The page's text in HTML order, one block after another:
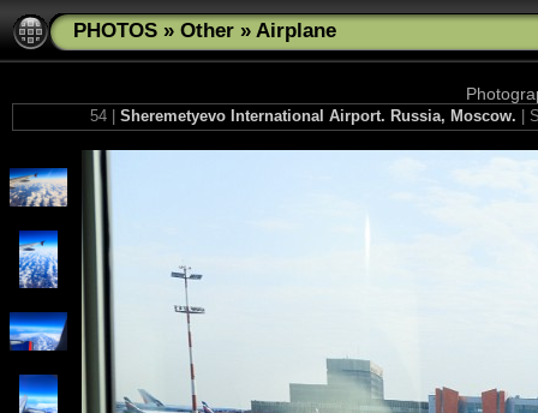
PHOTOS » Other » Airplane
54 | Sheremetyevo International Airport. Russia, Moscow. |